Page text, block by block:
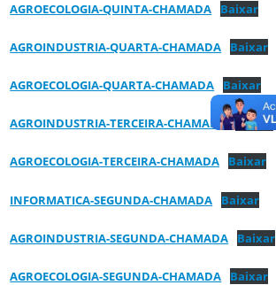
AGROECOLOGIA-QUINTA-CHAMADA Baixar
AGROINDUSTRIA-QUARTA-CHAMADA Baixar
AGROECOLOGIA-QUARTA-CHAMADA Baixar
AGROINDUSTRIA-TERCEIRA-CHAMADA Baixar
AGROECOLOGIA-TERCEIRA-CHAMADA Baixar
INFORMATICA-SEGUNDA-CHAMADA Baixar
AGROINDUSTRIA-SEGUNDA-CHAMADA Baixar
AGROECOLOGIA-SEGUNDA-CHAMADA Baixar